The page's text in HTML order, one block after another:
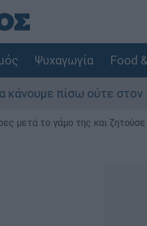
Ψυχαγωγία Food
πίσω ούτε στον
μετά το γάμο της και ζητούσε